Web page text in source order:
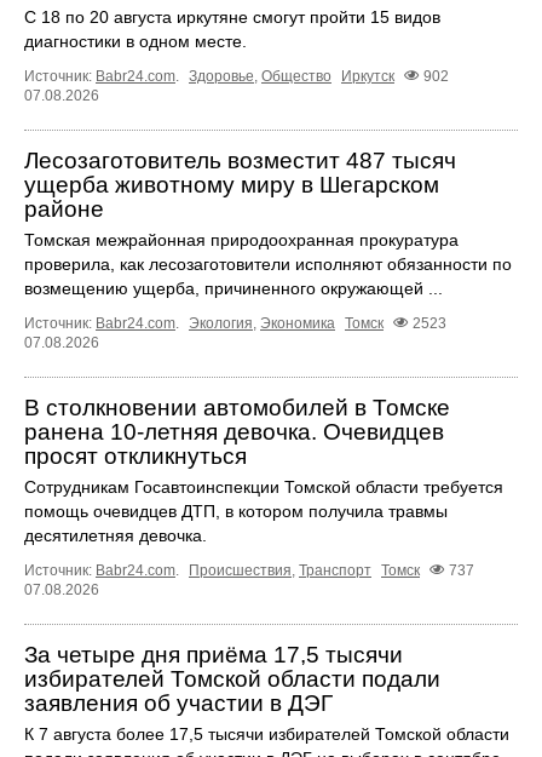
С 18 по 20 августа иркутяне смогут пройти 15 видов
диагностики в одном месте.
Источник: Babr24.com. Здоровье, Общество Иркутск
902
07.08.2026
Лесозаготовитель возместит 487 тысяч
ущерба животному миру в Шегарском
районе
Томская межрайонная природоохранная прокуратура
проверила, как лесозаготовители исполняют обязанности по
возмещению ущерба, причиненного окружающей ...
Источник: Babr24.com. Экология, Экономика Томск
2523
07.08.2026
В столкновении автомобилей в Томске
ранена 10-летняя девочка. Очевидцев
просят откликнуться
Сотрудникам Госавтоинспекции Томской области требуется
помощь очевидцев ДТП, в котором получила травмы
десятилетняя девочка.
Источник: Babr24.com. Происшествия, Транспорт Томск
737
07.08.2026
За четыре дня приёма 17,5 тысячи
избирателей Томской области подали
заявления об участии в ДЭГ
К 7 августа более 17,5 тысячи избирателей Томской области